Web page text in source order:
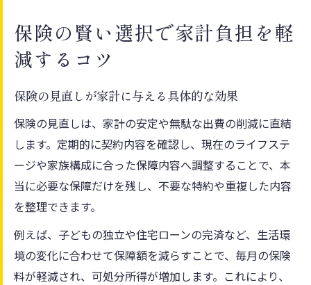
保険の賢い選択で家計負担を軽
減するコツ
保険の見直しが家計に与える具体的な効果
保険の見直しは、家計の安定や無駄な出費の削減に直結
します。定期的に契約内容を確認し、現在のライフステ
ージや家族構成に合った保障内容へ調整することで、本
当に必要な保障だけを残し、不要な特約や重複した内容
を整理できます。
例えば、子どもの独立や住宅ローンの完済など、生活環
境の変化に合わせて保障額を減らすことで、毎月の保険
料が軽減され、可処分所得が増加します。これにより、